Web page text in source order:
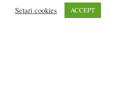
Setari cookies ACCEPT